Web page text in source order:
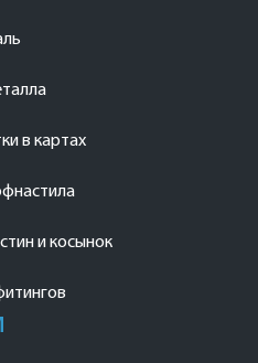
в картах
и косынок